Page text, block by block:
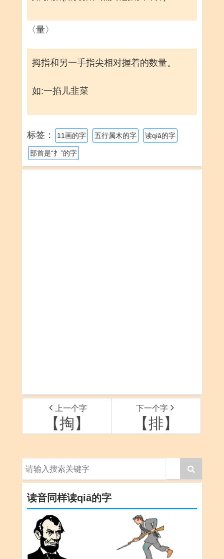
〈量〉
拇指和另一手指尖相对握着的数量。
如:一掐儿韭菜
标签： 11画的字 五行属木的字 读qiǎ的字
部首是“扌”的字
上一个字
【掏】
下一个字
【排】
读音同样读qiā的字